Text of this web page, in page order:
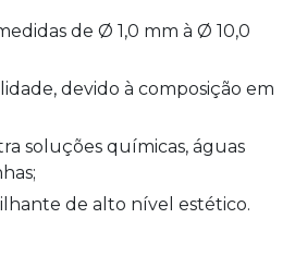
de alto nível estético.